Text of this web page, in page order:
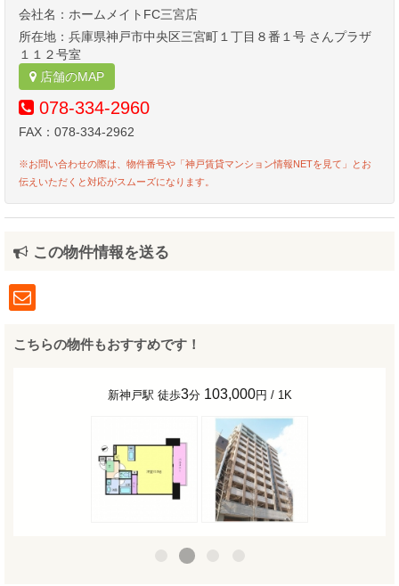
会社名：ホームメイトFC三宮店
所在地：兵庫県神戸市中央区三宮町１丁目８番１号 さんプラザ
１１２号室
店舗のMAP
078-334-2960
FAX：078-334-2962
※お問い合わせの際は、物件番号や「神戸賃貸マンション情報NETを見て」とお
伝えいただくと対応がスムーズになります。
この物件情報を送る
こちらの物件もおすすめです！
新神戸駅 徒歩3分 103,000円 / 1K